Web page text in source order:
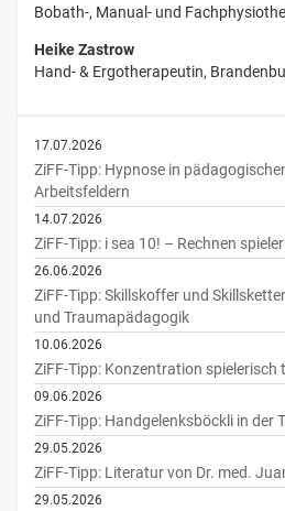
Bobath-, Manual- und
Heike Zastrow
Hand- & Ergotherapeutin,
17.07.2026
ZiFF-Tipp: Hypnose in
Arbeitsfeldern
14.07.2026
ZiFF-Tipp: i sea 10! – Rechnen
26.06.2026
ZiFF-Tipp: Skillskoffer und
und Traumapädagogik
10.06.2026
ZiFF-Tipp: Konzentration spielerisch
09.06.2026
ZiFF-Tipp: Handgelenksböckli in der
29.05.2026
ZiFF-Tipp: Literatur von Dr. med.
29.05.2026